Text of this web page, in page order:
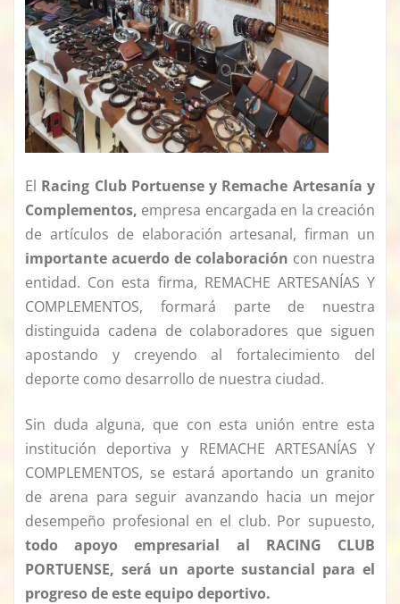
El Racing Club Portuense y Remache Artesanía y
Complementos, empresa encargada en la creación
de artículos de elaboración artesanal, firman un
importante acuerdo de colaboración con nuestra
entidad. Con esta firma, REMACHE ARTESANÍAS Y
COMPLEMENTOS, formará parte de nuestra
distinguida cadena de colaboradores que siguen
apostando y creyendo al fortalecimiento del
deporte como desarrollo de nuestra ciudad.
Sin duda alguna, que con esta unión entre esta
institución deportiva y REMACHE ARTESANÍAS Y
COMPLEMENTOS, se estará aportando un granito
de arena para seguir avanzando hacia un mejor
desempeño profesional en el club. Por supuesto,
todo apoyo empresarial al RACING CLUB
PORTUENSE, será un aporte sustancial para el
progreso de este equipo deportivo.